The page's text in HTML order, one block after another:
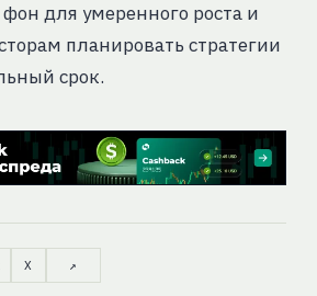
для умеренного роста и
планировать стратегии
срок.
X ↗